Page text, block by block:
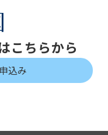
こちらから
込み